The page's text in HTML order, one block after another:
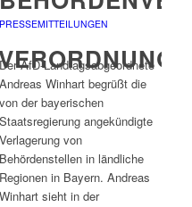
PRESSEMITTEILUNGEN
Der AfD-Landtagsabgeordnete
Andreas Winhart begrüßt die
von der bayerischen
Staatsregierung angekündigte
Verlagerung von
Behördenstellen in ländliche
Regionen in Bayern. Andreas
Winhart sieht in der